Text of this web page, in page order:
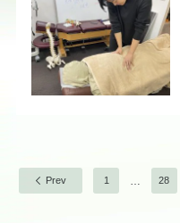
Prev 1 28